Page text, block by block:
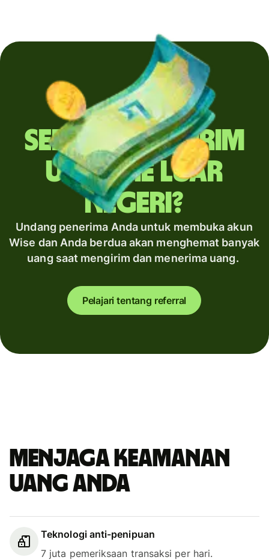
Sering mengirim
uang ke luar
negeri?
Undang penerima Anda untuk membuka akun
Wise dan Anda berdua akan menghemat banyak
uang saat mengirim dan menerima uang.
Pelajari tentang referral
Menjaga keamanan
uang Anda
Teknologi anti-penipuan
7 juta pemeriksaan transaksi per hari.